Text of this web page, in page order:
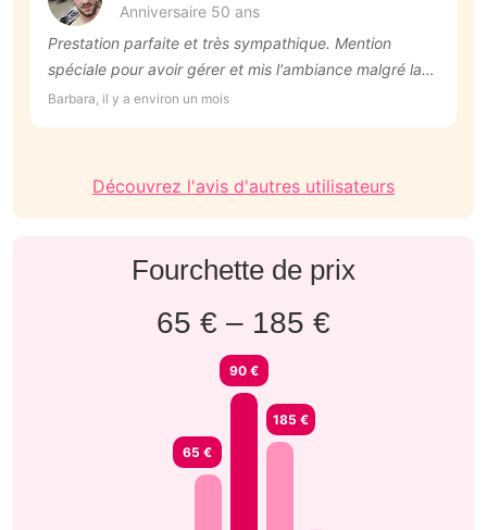
Anniversaire 50 ans
Prestation parfaite et très sympathique. Mention
spéciale pour avoir gérer et mis l'ambiance malgré la
canicule ! Je recommande +++
Barbara, il y a environ un mois
Découvrez l'avis d'autres utilisateurs
Fourchette de prix
65 € – 185 €
65 €
90 €
185 €